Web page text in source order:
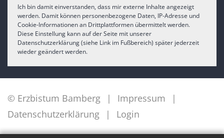
Ich bin damit einverstanden, dass mir externe Inhalte angezeigt
werden. Damit können personenbezogene Daten, IP-Adresse und
Cookie-Informationen an Drittplattformen übermittelt werden.
Diese Einstellung kann auf der Seite mit unserer
Datenschutzerklärung (siehe Link im Fußbereich) später jederzeit
wieder geändert werden.
© Erzbistum Bamberg
Impressum
Datenschutzerklärung
Login